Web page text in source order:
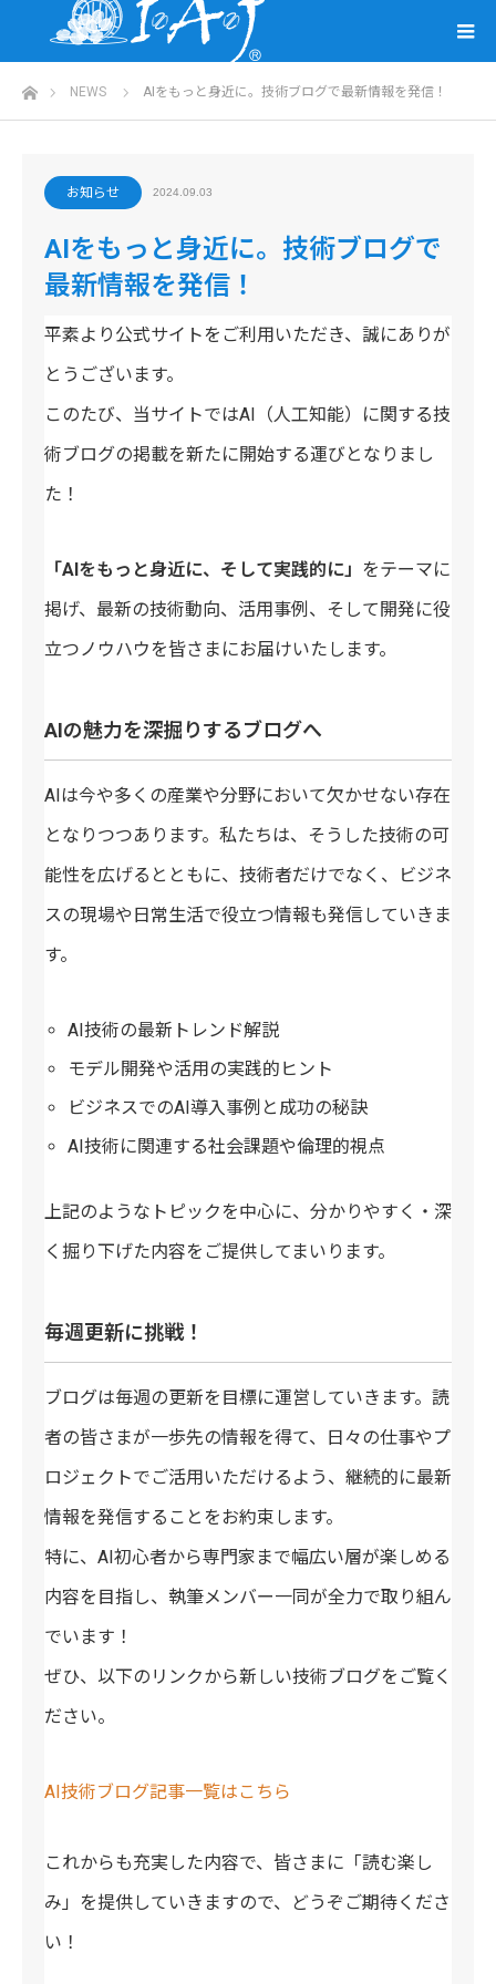
ホームNEWS AIをもっと身近に。技術ブログで最新情報を発信！
お知らせ 2024.09.03
AIをもっと身近に。技術ブログで
最新情報を発信！
平素より公式サイトをご利用いただき、誠にありが
とうございます。
このたび、当サイトではAI（人工知能）に関する技
術ブログの掲載を新たに開始する運びとなりまし
た！
「AIをもっと身近に、そして実践的に」 をテーマに
掲げ、最新の技術動向、活用事例、そして開発に役
立つノウハウを皆さまにお届けいたします。
AIの魅力を深掘りするブログへ
AIは今や多くの産業や分野において欠かせない存在
となりつつあります。私たちは、そうした技術の可
能性を広げるとともに、技術者だけでなく、ビジネ
スの現場や日常生活で役立つ情報も発信していきま
す。
AI技術の最新トレンド解説
モデル開発や活用の実践的ヒント
ビジネスでのAI導入事例と成功の秘訣
AI技術に関連する社会課題や倫理的視点
上記のようなトピックを中心に、分かりやすく・深
く掘り下げた内容をご提供してまいります。
毎週更新に挑戦！
ブログは毎週の更新を目標に運営していきます。読
者の皆さまが一歩先の情報を得て、日々の仕事やプ
ロジェクトでご活用いただけるよう、継続的に最新
情報を発信することをお約束します。
特に、AI初心者から専門家まで幅広い層が楽しめる
内容を目指し、執筆メンバー一同が全力で取り組ん
でいます！
ぜひ、以下のリンクから新しい技術ブログをご覧く
ださい。
AI技術ブログ記事一覧はこちら
これからも充実した内容で、皆さまに「読む楽し
み」を提供していきますので、どうぞご期待くださ
い！